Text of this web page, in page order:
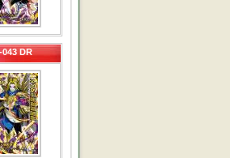
043 DR